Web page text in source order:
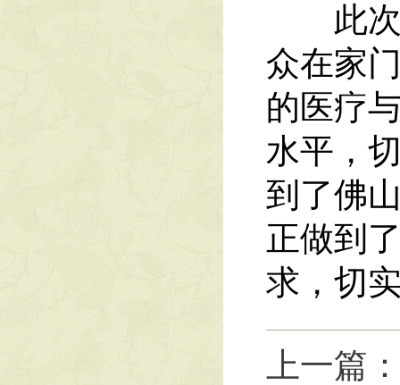
此次“
众在家
的医疗
水平，
到了佛
正做到
求，切
上一篇